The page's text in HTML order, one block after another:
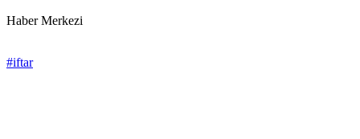
Haber Merkezi
#iftar